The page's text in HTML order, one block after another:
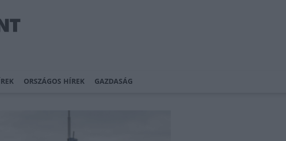
ORSZÁGOS HÍREK GAZDASÁG